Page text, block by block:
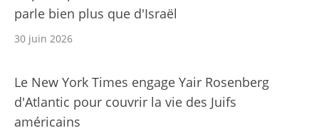
parle bien plus que d'Israël
30 juin 2026
Le New York Times engage Yair Rosenberg
d'Atlantic pour couvrir la vie des Juifs
américains